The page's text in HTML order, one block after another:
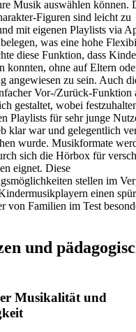
Musik auswählen können.
Figuren sind leicht zu
mit eigenen Playlists via
was eine hohe
diese Funktion, dass
konnten, ohne auf Eltern
angewiesen zu sein. Auch
Vor-/Zurück-Funktion
gestaltet, wobei
Playlists für sehr junge
klar war und gelegentlich
wurde. Musikformate
sich die Hörbox für
eignet. Diese
stellen im
einen
von Familien im Test
und
Musikalität und